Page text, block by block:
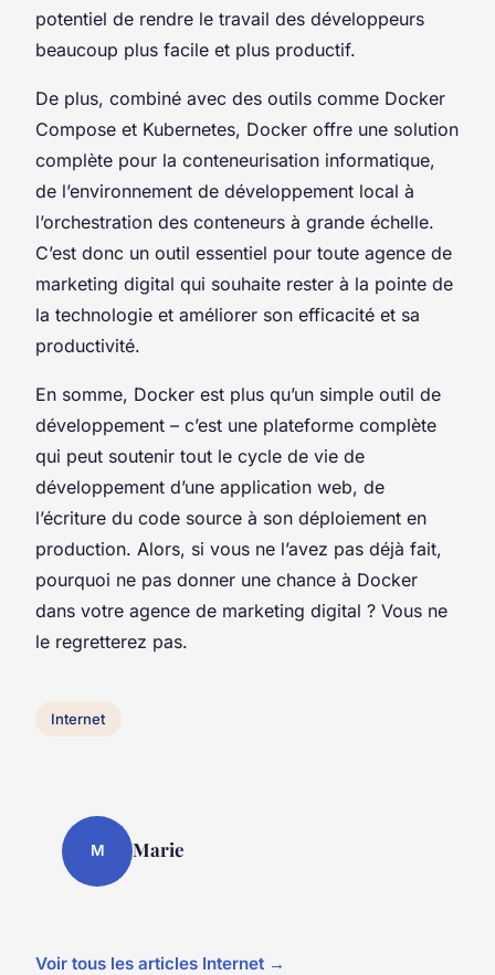
potentiel de rendre le travail des développeurs
beaucoup plus facile et plus productif.
De plus, combiné avec des outils comme Docker
Compose et Kubernetes, Docker offre une solution
complète pour la conteneurisation informatique,
de l’environnement de développement local à
l’orchestration des conteneurs à grande échelle.
C’est donc un outil essentiel pour toute agence de
marketing digital qui souhaite rester à la pointe de
la technologie et améliorer son efficacité et sa
productivité.
En somme, Docker est plus qu’un simple outil de
développement – c’est une plateforme complète
qui peut soutenir tout le cycle de vie de
développement d’une application web, de
l’écriture du code source à son déploiement en
production. Alors, si vous ne l’avez pas déjà fait,
pourquoi ne pas donner une chance à Docker
dans votre agence de marketing digital ? Vous ne
le regretterez pas.
Internet
M Marie
Voir tous les articles Internet →